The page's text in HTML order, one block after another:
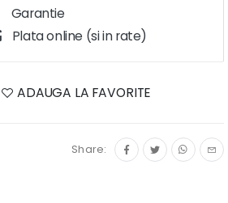
Garantie
Plata online (si in rate)
ADAUGA LA FAVORITE
Share: